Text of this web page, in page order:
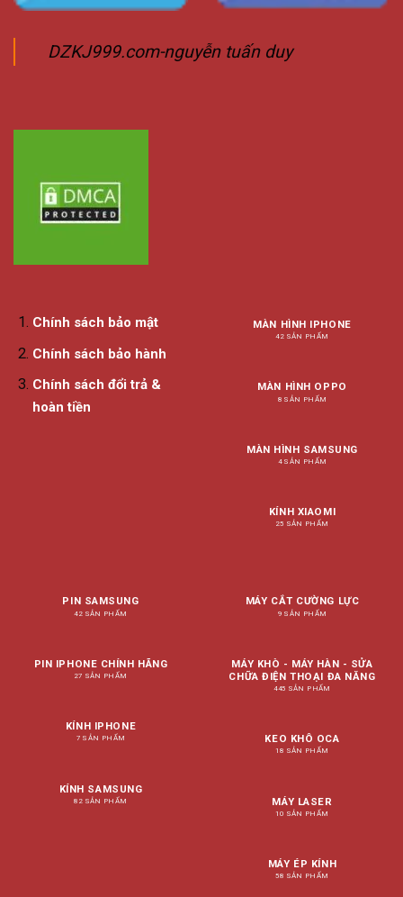
DZKJ999.com-nguyễn tuấn duy
Chính sách bảo mật
Chính sách bảo hành
Chính sách đổi trả &
hoàn tiền
MÀN HÌNH IPHONE
42 SẢN PHẨM
MÀN HÌNH OPPO
8 SẢN PHẨM
MÀN HÌNH SAMSUNG
4 SẢN PHẨM
KÍNH XIAOMI
25 SẢN PHẨM
PIN SAMSUNG
42 SẢN PHẨM
PIN IPHONE CHÍNH HÃNG
27 SẢN PHẨM
KÍNH IPHONE
7 SẢN PHẨM
KÍNH SAMSUNG
82 SẢN PHẨM
MÁY CẮT CƯỜNG LỰC
9 SẢN PHẨM
MÁY KHÒ - MÁY HÀN - SỬA
CHỮA ĐIỆN THOẠI ĐA NĂNG
445 SẢN PHẨM
KEO KHÔ OCA
18 SẢN PHẨM
MÁY LASER
10 SẢN PHẨM
MÁY ÉP KÍNH
58 SẢN PHẨM